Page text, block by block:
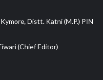
Distt. Katni (M.P.) PIN
(Chief Editor)